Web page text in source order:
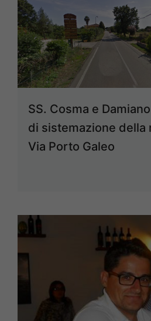
SS. Cosma e
di sistemazione della
Via Porto Galeo